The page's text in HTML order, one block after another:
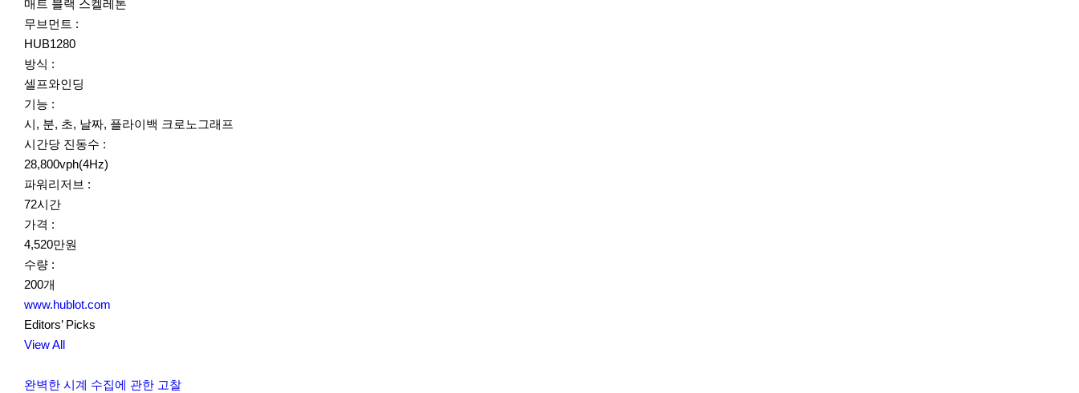
매트 블랙 스켈레톤
무브먼트 :
HUB1280
방식 :
셀프와인딩
기능 :
시, 분, 초, 날짜, 플라이백 크로노그래프
시간당 진동수 :
28,800vph(4Hz)
파워리저브 :
72시간
가격 :
4,520만원
수량 :
200개
www.hublot.com
Editors’ Picks
View All
완벽한 시계 수집에 관한 고찰